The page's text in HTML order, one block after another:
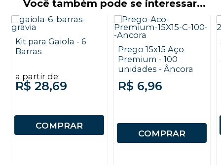
Você também pode se interessar...
Kit para Gaiola - 6
Barras
a partir de:
R$ 28,69
COMPRAR
Prego 15x15 Aço
Premium - 100
unidades - Âncora
R$ 6,96
COMPRAR